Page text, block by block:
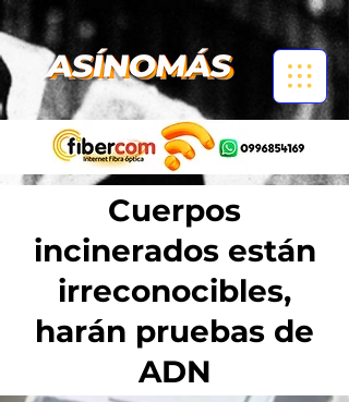
Cuerpos
incinerados están
irreconocibles,
harán pruebas de
ADN